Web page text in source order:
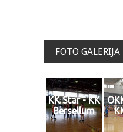
FOTO GALERIJA
KK Star - KK
Bersellum